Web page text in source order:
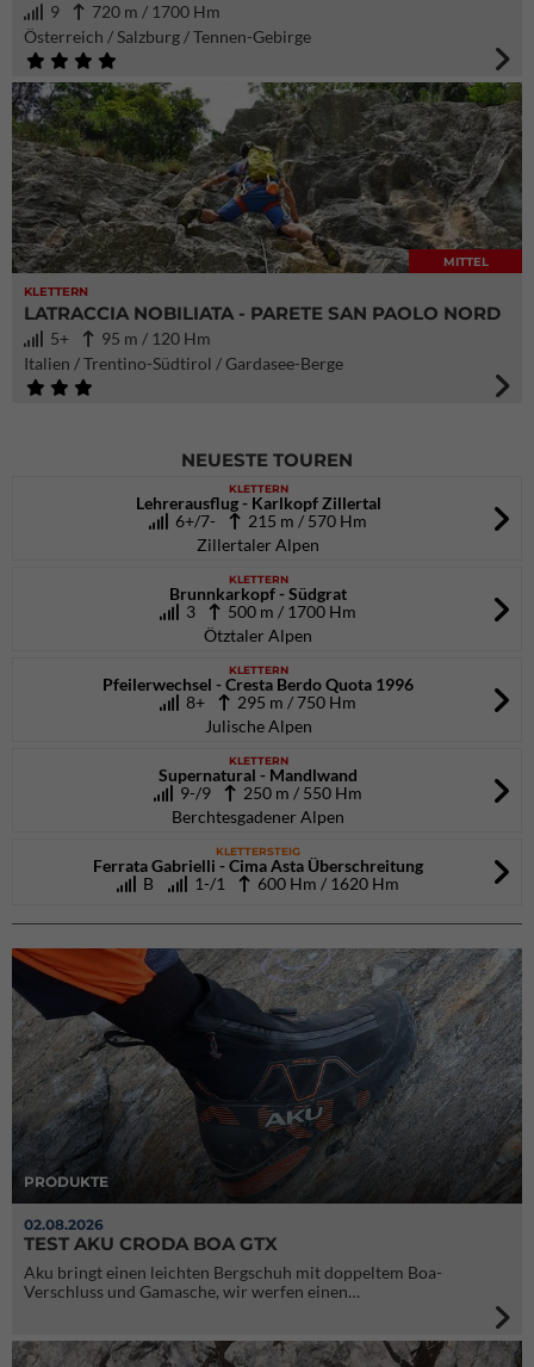
9
720 m / 1700 Hm
Österreich / Salzburg / Tennen-Gebirge
KLETTERN
MITTEL
LATRACCIA NOBILIATA - PARETE SAN PAOLO NORD
5+
95 m / 120 Hm
Italien / Trentino-Südtirol / Gardasee-Berge
NEUESTE TOUREN
KLETTERN
Lehrerausflug - Karlkopf Zillertal
6+/7-
215 m / 570 Hm
Zillertaler Alpen
KLETTERN
Brunnkarkopf - Südgrat
3
500 m / 1700 Hm
Ötztaler Alpen
KLETTERN
Pfeilerwechsel - Cresta Berdo Quota 1996
8+
295 m / 750 Hm
Julische Alpen
KLETTERN
Supernatural - Mandlwand
9-/9
250 m / 550 Hm
Berchtesgadener Alpen
KLETTERSTEIG
Ferrata Gabrielli - Cima Asta Überschreitung
B
1-/1 600 Hm / 1620 Hm
PRODUKTE
02.08.2026
TEST AKU CRODA BOA GTX
Aku bringt einen leichten Bergschuh mit doppeltem Boa-
Verschluss und Gamasche, wir werfen einen…